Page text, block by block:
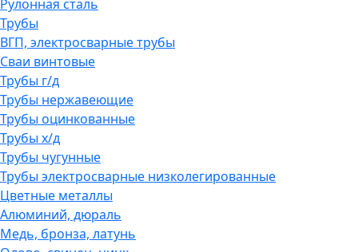
Рулонная сталь
Трубы
ВГП, электросварные трубы
Сваи винтовые
Трубы г/д
Трубы нержавеющие
Трубы оцинкованные
Трубы х/д
Трубы чугунные
Трубы электросварные низколегированные
Цветные металлы
Алюминий, дюраль
Медь, бронза, латунь